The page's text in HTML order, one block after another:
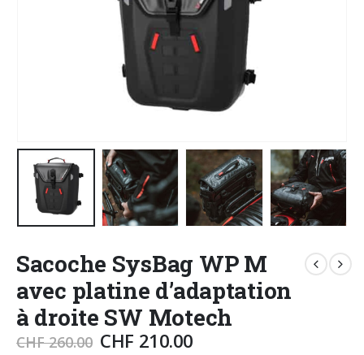
Sacoche SysBag WP M
avec platine d’adaptation
à droite SW Motech
CHF260.00 CHF 210.00